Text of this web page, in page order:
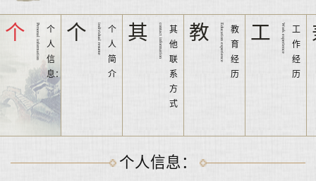
个 Personal information
个
人
信
息：
个 individual resume
个
人
简
介
其 contact information
其
他
联
系
方
式
教 Education experience
教
育
经
历
工 Work experience
工
作
经
历
个人信息：